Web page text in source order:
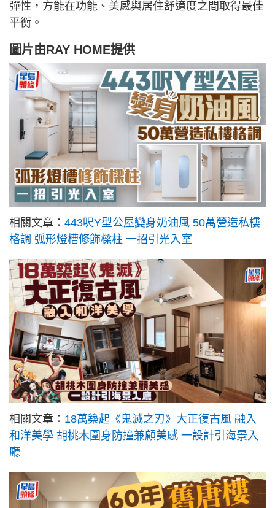
彈性，方能在功能、美感與居住舒適度之間取得最佳
平衡。
圖片由RAY HOME提供
相關文章： 443呎Y型公屋變身奶油風 50萬營造私樓
格調 弧形燈槽修飾樑柱 一招引光入室
相關文章： 18萬築起《鬼滅之刃》大正復古風 融入
和洋美學 胡桃木圍身防撞兼顧美感 一設計引海景入
廳